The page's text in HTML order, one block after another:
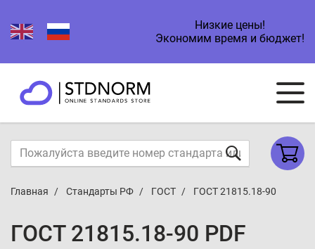
Низкие цены!
Экономим время и бюджет!
Главная Стандарты РФ ГОСТ ГОСТ 21815.18-90
ГОСТ 21815.18-90 PDF